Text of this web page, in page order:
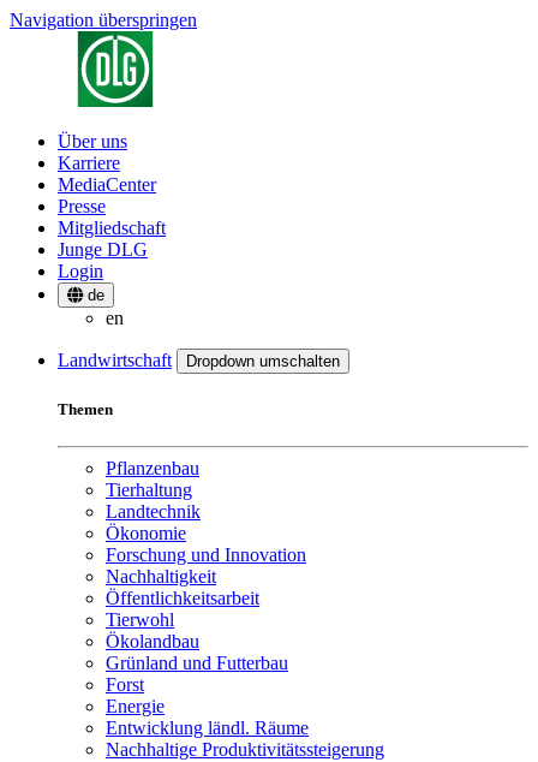
Navigation überspringen
Über uns
Karriere
MediaCenter
Presse
Mitgliedschaft
Junge DLG
Login
de
en
Landwirtschaft Dropdown umschalten
Themen
Pflanzenbau
Tierhaltung
Landtechnik
Ökonomie
Forschung und Innovation
Nachhaltigkeit
Öffentlichkeitsarbeit
Tierwohl
Ökolandbau
Grünland und Futterbau
Forst
Energie
Entwicklung ländl. Räume
Nachhaltige Produktivitätssteigerung